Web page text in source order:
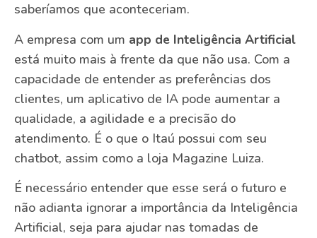
saberíamos que aconteceriam.
A empresa com um app de Inteligência Artificial
está muito mais à frente da que não usa. Com a
capacidade de entender as preferências dos
clientes, um aplicativo de IA pode aumentar a
qualidade, a agilidade e a precisão do
atendimento. É o que o Itaú possui com seu
chatbot, assim como a loja Magazine Luiza.
É necessário entender que esse será o futuro e
não adianta ignorar a importância da Inteligência
Artificial, seja para ajudar nas tomadas de